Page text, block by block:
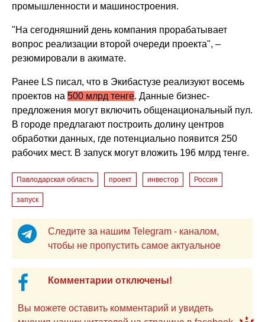
промышленности и машиностроения.
"На сегодняшний день компания прорабатывает
вопрос реализации второй очереди проекта", –
резюмировали в акимате.
Ранее LS писал, что в Экибастузе реализуют восемь
проектов на500 млрд тенге. Данные бизнес-
предложения могут включить общенациональный пул.
В городе предлагают построить долину центров
обработки данных, где потенциально появится 250
рабочих мест. В запуск могут вложить 196 млрд тенге.
Павлодарская область проект инвестор Россия
запуск
Следите за нашим Telegram - каналом,
чтобы не пропустить самое актуальное
Комментарии отключены!
Вы можете оставить комментарий и увидеть